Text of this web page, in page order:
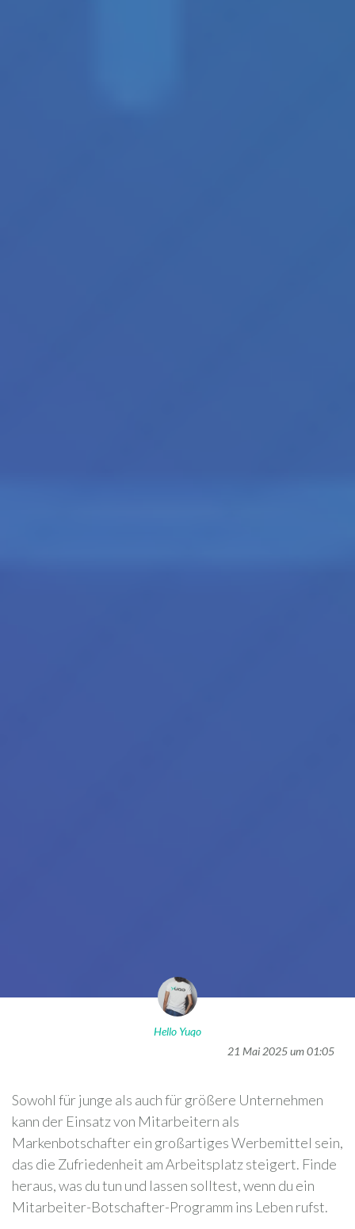
Hello Yuqo
21 Mai 2025 um 01:05
Sowohl für junge als auch für größere Unternehmen
kann der Einsatz von Mitarbeitern als
Markenbotschafter ein großartiges Werbemittel sein,
das die Zufriedenheit am Arbeitsplatz steigert. Finde
heraus, was du tun und lassen solltest, wenn du ein
Mitarbeiter-Botschafter-Programm ins Leben rufst.